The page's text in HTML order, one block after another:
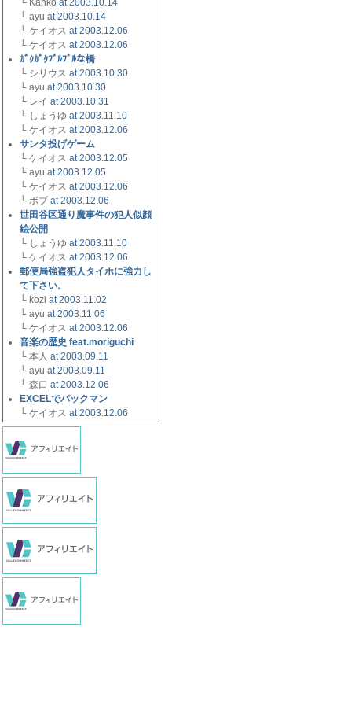
└ Kanko at 2003.10.14
└ ayu at 2003.10.14
└ ケイオス at 2003.12.06
└ ケイオス at 2003.12.06
ｶﾞｸｶﾞｸﾌﾞﾙﾌﾞﾙな橋
└ シリウス at 2003.10.30
└ ayu at 2003.10.30
└ レイ at 2003.10.31
└ しょうゆ at 2003.11.10
└ ケイオス at 2003.12.06
サンタ投げゲーム
└ ケイオス at 2003.12.05
└ ayu at 2003.12.05
└ ケイオス at 2003.12.06
└ ボブ at 2003.12.06
世田谷区通り魔事件の犯人似顔
絵公開
└ しょうゆ at 2003.11.10
└ ケイオス at 2003.12.06
郵便局強盗犯人タイホに強力し
て下さい。
└ kozi at 2003.11.02
└ ayu at 2003.11.06
└ ケイオス at 2003.12.06
音楽の歴史 feat.moriguchi
└ 本人 at 2003.09.11
└ ayu at 2003.09.11
└ 森口 at 2003.12.06
EXCELでパックマン
└ ケイオス at 2003.12.06